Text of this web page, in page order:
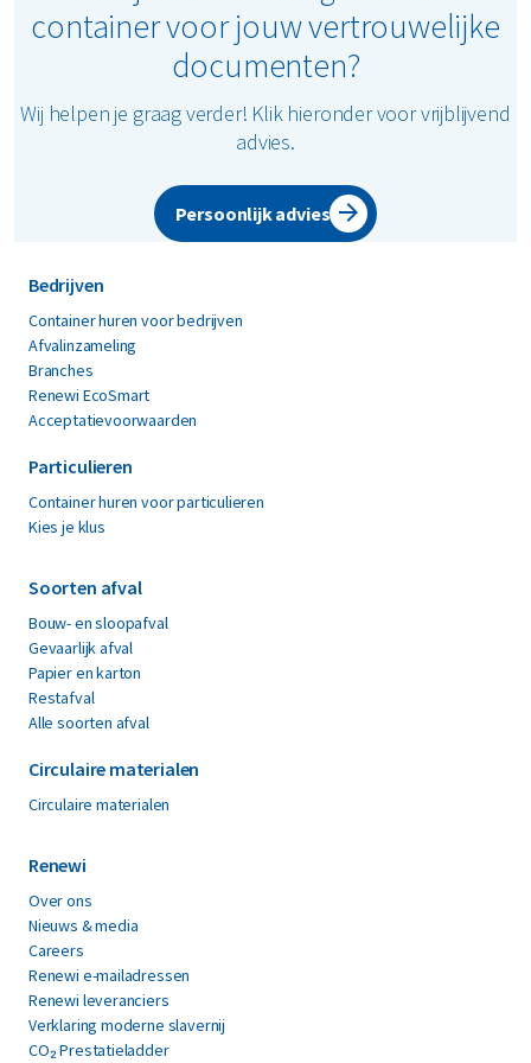
ordners, pergamijn en carbonpapier
etiketten en vispapier
nietjes, paperclips en binders
wordt rechtstreeks binnen in jouw
kantoor opgehaald.
Geen straatplaatsing: je container
wordt nooit op straat gezet.
professionele ophaling van jouw
vertrouwelijk papier.
deze pagina.
container voor jouw vertrouwelijke
documenten?
Wij helpen je graag verder! Klik hieronder voor vrijblijvend
advies.
Persoonlijk advies
Bedrijven
Container huren voor bedrijven
Afvalinzameling
Branches
Renewi EcoSmart
Acceptatievoorwaarden
Particulieren
Container huren voor particulieren
Kies je klus
Soorten afval
Bouw- en sloopafval
Gevaarlijk afval
Papier en karton
Restafval
Alle soorten afval
Circulaire materialen
Circulaire materialen
Renewi
Over ons
Nieuws & media
Careers
Renewi e-mailadressen
Renewi leveranciers
Verklaring moderne slavernij
CO₂ Prestatieladder